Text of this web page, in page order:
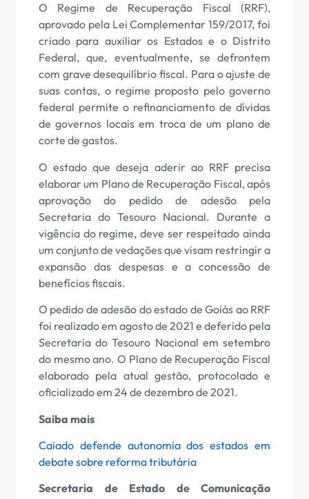
O Regime de Recuperação Fiscal (RRF),
aprovado pela Lei Complementar 159/2017, foi
criado para auxiliar os Estados e o Distrito
Federal, que, eventualmente, se defrontem
com grave desequilíbrio fiscal. Para o ajuste de
suas contas, o regime proposto pelo governo
federal permite o refinanciamento de dívidas
de governos locais em troca de um plano de
corte de gastos.
O estado que deseja aderir ao RRF precisa
elaborar um Plano de Recuperação Fiscal, após
aprovação do pedido de adesão pela
Secretaria do Tesouro Nacional. Durante a
vigência do regime, deve ser respeitado ainda
um conjunto de vedações que visam restringir a
expansão das despesas e a concessão de
benefícios fiscais.
O pedido de adesão do estado de Goiás ao RRF
foi realizado em agosto de 2021 e deferido pela
Secretaria do Tesouro Nacional em setembro
do mesmo ano. O Plano de Recuperação Fiscal
elaborado pela atual gestão, protocolado e
oficializado em 24 de dezembro de 2021.
Saiba mais
Caiado defende autonomia dos estados em
debate sobre reforma tributária
Secretaria de Estado de Comunicação